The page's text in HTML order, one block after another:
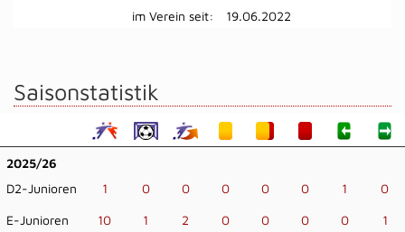
im Verein seit:
19.06.2022
Saisonstatistik
2025/26
D2-Junioren
1 0 0 0 0 0 1 0
E-Junioren 10 1 2 0 0 0 0 1